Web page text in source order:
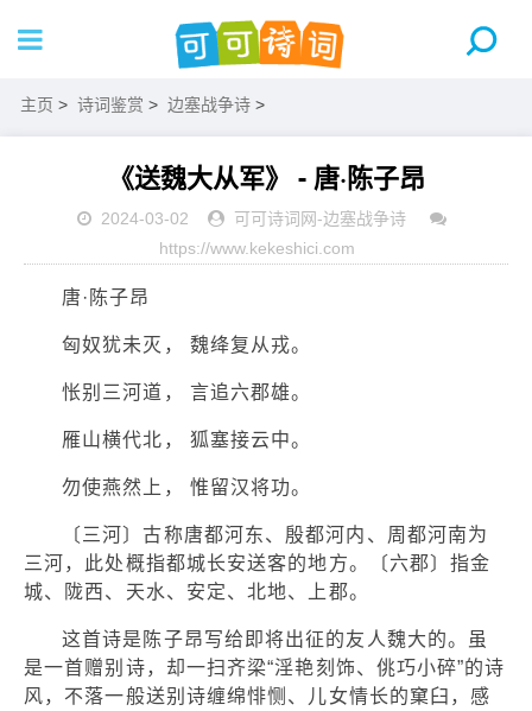
主页 > 诗词鉴赏 > 边塞战争诗 >
《送魏大从军》 - 唐·陈子昂
2024-03-02 可可诗词网-边塞战争诗
https://www.kekeshici.com
唐·陈子昂
匈奴犹未灭， 魏绛复从戎。
怅别三河道， 言追六郡雄。
雁山横代北， 狐塞接云中。
勿使燕然上， 惟留汉将功。
〔三河〕古称唐都河东、殷都河内、周都河南为
三河，此处概指都城长安送客的地方。〔六郡〕指金
城、陇西、天水、安定、北地、上郡。
这首诗是陈子昂写给即将出征的友人魏大的。虽
是一首赠别诗，却一扫齐梁“淫艳刻饰、佻巧小碎”的诗
风，不落一般送别诗缠绵悱恻、儿女情长的窠臼，感